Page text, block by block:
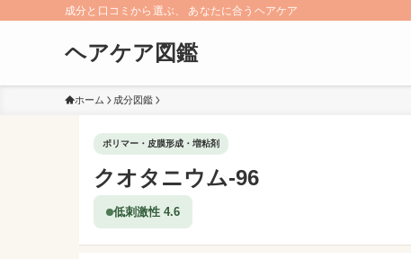
成分と口コミから選ぶ、 あなたに合うヘアケア
ヘアケア図鑑
ホーム 成分図鑑
ポリマー・皮膜形成・増粘剤
クオタニウム-96
低刺激性 4.6